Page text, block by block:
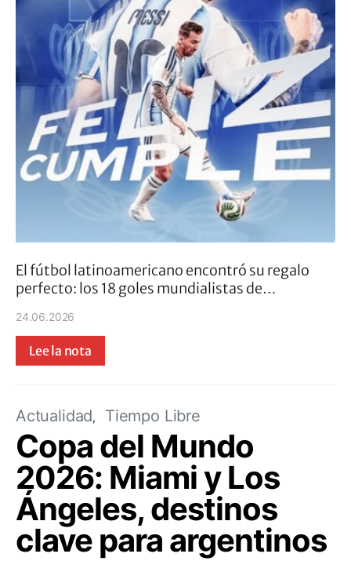
El fútbol latinoamericano encontró su regalo
perfecto: los 18 goles mundialistas de…
24.06.2026
Lee la nota
Actualidad Tiempo Libre
Copa del Mundo
2026: Miami y Los
Ángeles, destinos
clave para argentinos